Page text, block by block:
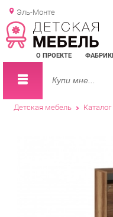
Эль-Монте
О ПРОЕКТЕ ФАБРИКИ
Детская мебель Каталог